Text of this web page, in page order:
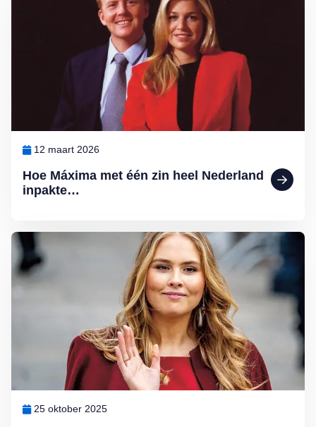
Hoe Máxima met één zin heel Nederland
inpakte…
12 maart 2026
25 oktober 2025
Lees meer over Ten paleize: kiezen tussen liefde en troon